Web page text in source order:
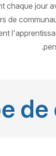
chaque jour
de